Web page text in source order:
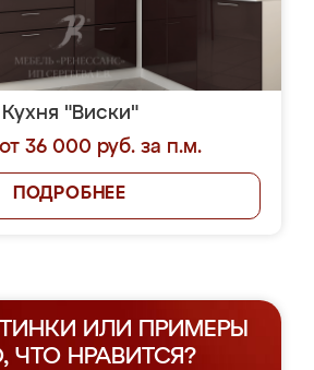
Кухня "Виски"
36 000 руб. за п.м.
ПОДРОБНЕЕ
ИЛИ ПРИМЕРЫ
ЧТО НРАВИТСЯ?